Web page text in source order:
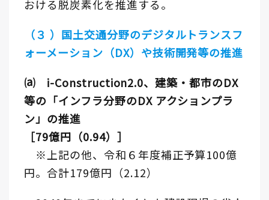
おける脱炭素化を推進する。
（３ ）国土交通分野のデジタルトランスフ
ォーメーション（DX）や技術開発等の推進
⒜ i-Construction2.0、建築・都市のDX
等の「インフラ分野のDX アクションプラ
ン」の推進
［79億円（0.94）］
※上記の他、令和６年度補正予算100億
円。合計179億円（2.12）